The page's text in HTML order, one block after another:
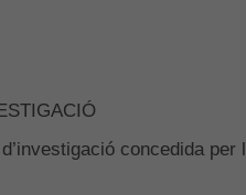
concedida per